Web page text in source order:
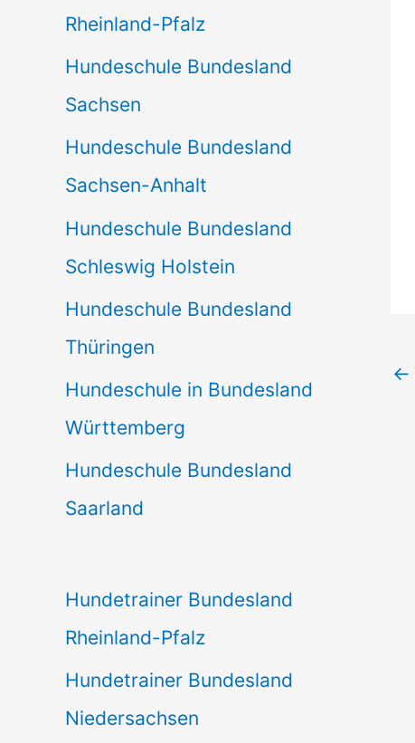
Rheinland-Pfalz
Hundeschule Bundesland
Sachsen
Hundeschule Bundesland
Sachsen-Anhalt
Hundeschule Bundesland
Schleswig Holstein
Hundeschule Bundesland
Thüringen
Hundeschule in Bundesland
Württemberg
Hundeschule Bundesland
Saarland
Hundetrainer Bundesland
Rheinland-Pfalz
Hundetrainer Bundesland
Niedersachsen
←